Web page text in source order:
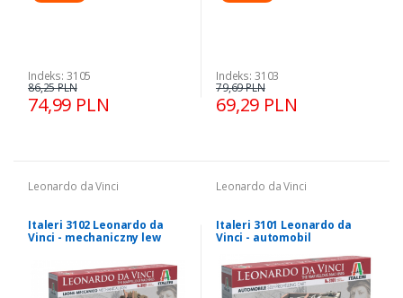
Indeks: 3105
74,99 PLN
86,25 PLN
Indeks: 3103
69,29 PLN
79,69 PLN
Leonardo da Vinci
Italeri 3102 Leonardo da
Vinci - mechaniczny lew
Leonardo da Vinci
Italeri 3101 Leonardo da
Vinci - automobil